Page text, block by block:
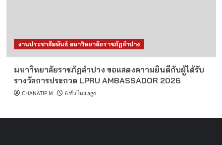
งานประชาสัมพันธ์ มหาวิทยาลัยราชภัฏลำปาง
มหาวิทยาลัยราชภัฏลำปาง ขอแสดงความยินดีกับผู้ได้รับ
รางวัลการประกวด LPRU AMBASSADOR 2026
CHANATIP.M 6 ชั่วโมง ago